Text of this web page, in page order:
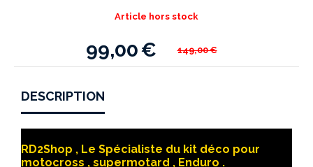
99,00€ 149,00€
Article hors stock
DESCRIPTION
RD2Shop , Le Spécialiste du kit déco pour
motocross , supermotard , Enduro .